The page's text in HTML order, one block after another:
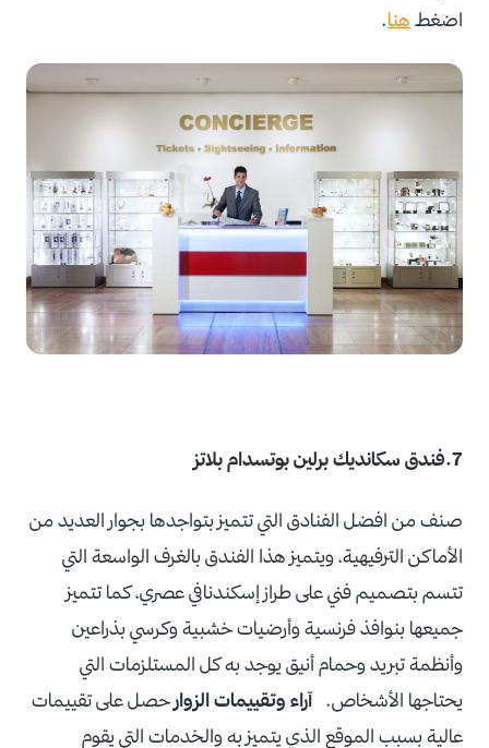
اضغط هنا.
7.فندق سكانديك برلين بوتسدام بلاتز
صنف من افضل الفنادق التي تتميز بتواجدها بجوار العديد من
الأماكن الترفيهية، ويتميز هذا الفندق بالغرف الواسعة التي
تتسم بتصميم فني على طراز إسكندنافي عصري، كما تتميز
جميعها بنوافذ فرنسية وأرضيات خشبية وكرسي بذراعين
وأنظمة تبريد وحمام أنيق يوجد به كل المستلزمات التي
يحتاجها الأشخاص.آراء وتقييمات الزوار حصل على تقييمات
عالية بسبب الموقع الذي يتميز به والخدمات التي يقوم